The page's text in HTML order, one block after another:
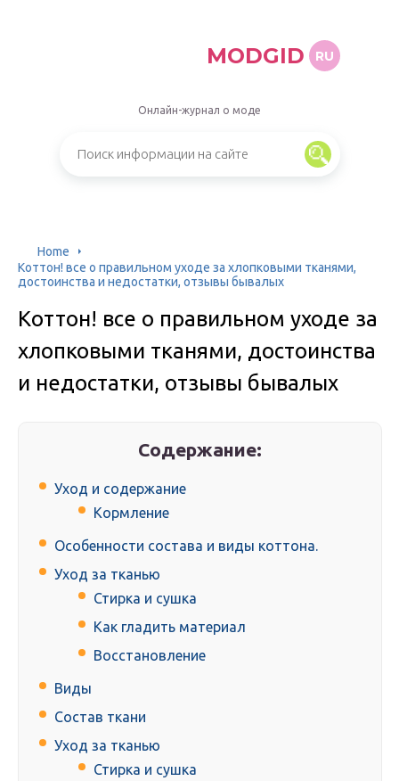
MODGID RU
Онлайн-журнал о моде
Home
Коттон! все о правильном уходе за хлопковыми тканями,
достоинства и недостатки, отзывы бывалых
Коттон! все о правильном уходе за
хлопковыми тканями, достоинства
и недостатки, отзывы бывалых
Содержание:
Уход и содержание
Кормление
Особенности состава и виды коттона.
Уход за тканью
Стирка и сушка
Как гладить материал
Восстановление
Виды
Состав ткани
Уход за тканью
Стирка и сушка